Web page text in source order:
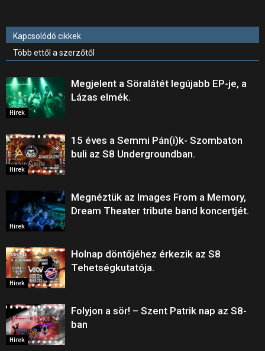
Kapcsolódó cikkek
Több ettől a szerzőtől
Hírek
Megjelent a Söralátét legújabb EP-je, a
Lázas elmék.
Hírek
15 éves a Semmi Pán(i)k- Szombaton
buli az S8 Undergroundban.
Hírek
Megnéztük az Images From a Memory,
Dream Theater tribute band koncertjét.
Hírek
Holnap döntőjéhez érkezik az S8
Tehetségkutatója.
Hírek
Folyjon a sör! – Szent Patrik nap az S8-
ban